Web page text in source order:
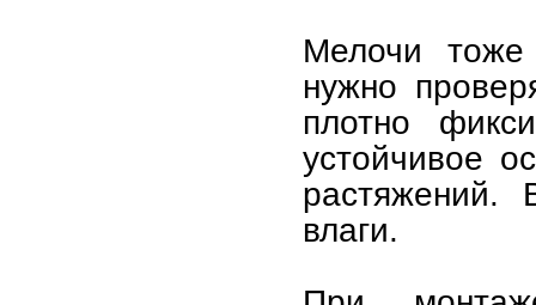
Мелочи
нужно
плотно
устойчивое
влаги.